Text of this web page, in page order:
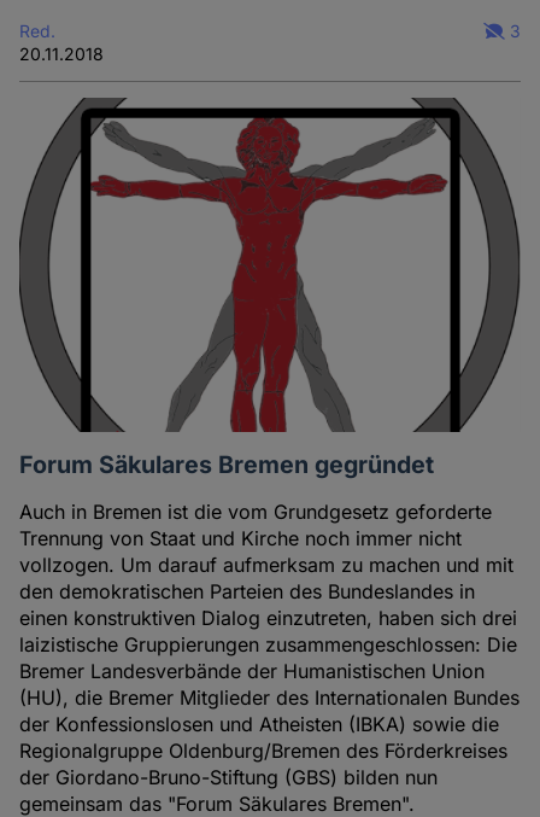
Red.
20.11.2018
3
Forum Säkulares Bremen gegründet
Auch in Bremen ist die vom Grundgesetz geforderte
Trennung von Staat und Kirche noch immer nicht
vollzogen. Um darauf aufmerksam zu machen und mit
den demokratischen Parteien des Bundeslandes in
einen konstruktiven Dialog einzutreten, haben sich drei
laizistische Gruppierungen zusammengeschlossen: Die
Bremer Landesverbände der Humanistischen Union
(HU), die Bremer Mitglieder des Internationalen Bundes
der Konfessionslosen und Atheisten (IBKA) sowie die
Regionalgruppe Oldenburg/Bremen des Förderkreises
der Giordano-Bruno-Stiftung (GBS) bilden nun
gemeinsam das "Forum Säkulares Bremen".